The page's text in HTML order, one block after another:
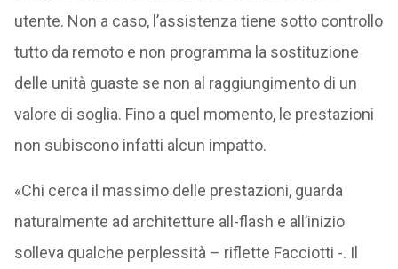
utente. Non a caso, l’assistenza tiene sotto controllo
tutto da remoto e non programma la sostituzione
delle unità guaste se non al raggiungimento di un
valore di soglia. Fino a quel momento, le prestazioni
non subiscono infatti alcun impatto.
«Chi cerca il massimo delle prestazioni, guarda
naturalmente ad architetture all-flash e all’inizio
solleva qualche perplessità – riflette Facciotti -. Il